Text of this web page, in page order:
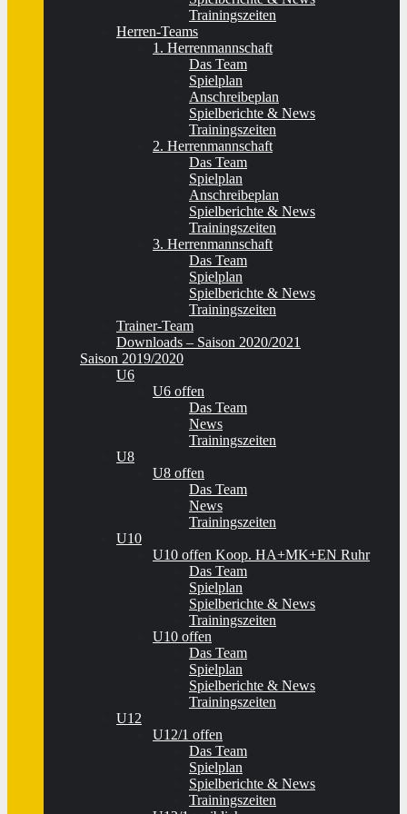
Trainingszeiten
Herren-Teams
1. Herrenmannschaft
Das Team
Spielplan
Anschreibeplan
Spielberichte & News
Trainingszeiten
2. Herrenmannschaft
Das Team
Spielplan
Anschreibeplan
Spielberichte & News
Trainingszeiten
3. Herrenmannschaft
Das Team
Spielplan
Spielberichte & News
Trainingszeiten
Trainer-Team
Downloads – Saison 2020/2021
Saison 2019/2020
U6
U6 offen
Das Team
News
Trainingszeiten
U8
U8 offen
Das Team
News
Trainingszeiten
U10
U10 offen Koop. HA+MK+EN Ruhr
Das Team
Spielplan
Spielberichte & News
Trainingszeiten
U10 offen
Das Team
Spielplan
Spielberichte & News
Trainingszeiten
U12
U12/1 offen
Das Team
Spielplan
Spielberichte & News
Trainingszeiten